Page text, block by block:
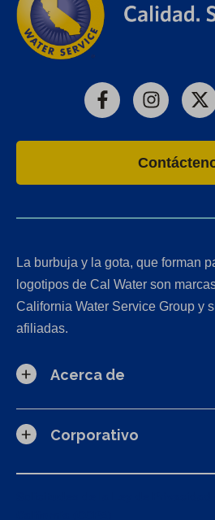
FacebookInstagram
X
La burbuja y la gota, que forman
logotipos de Cal Water son
California Water Service Group y
afiliadas.
Acerca de
Corporativo